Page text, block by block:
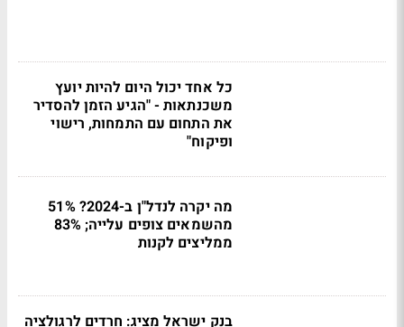
כל אחד יכול היום להיות יועץ
משכנתאות - "הגיע הזמן להסדיר
את התחום עם התמחות, רישוי
ופיקוח"
מה יקרה לנדל"ן ב-2024? 51%
מהשמאים צופים עלייה; 83%
ממליצים לקנות
בנק ישראל מציג: חרדים לרגולציה